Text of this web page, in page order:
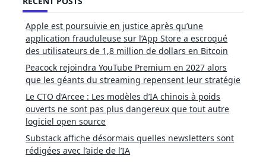
Apple est poursuivie en justice après qu’une
application frauduleuse sur l’App Store a escroqué
des utilisateurs de 1,8 million de dollars en Bitcoin
Peacock rejoindra YouTube Premium en 2027 alors
que les géants du streaming repensent leur stratégie
Le CTO d’Arcee : Les modèles d’IA chinois à poids
ouverts ne sont pas plus dangereux que tout autre
logiciel open source
Substack affiche désormais quelles newsletters sont
rédigées avec l’aide de l’IA